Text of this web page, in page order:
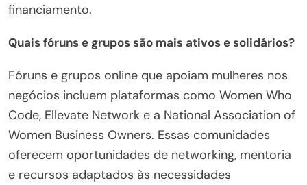
financiamento.
Quais fóruns e grupos são mais ativos e solidários?
Fóruns e grupos online que apoiam mulheres nos
negócios incluem plataformas como Women Who
Code, Ellevate Network e a National Association of
Women Business Owners. Essas comunidades
oferecem oportunidades de networking, mentoria
e recursos adaptados às necessidades